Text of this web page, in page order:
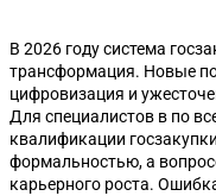
В 2026 году система
трансформация. Новые
цифровизация и
Для специалистов в по
квалификации
формальностью, а
карьерного роста.